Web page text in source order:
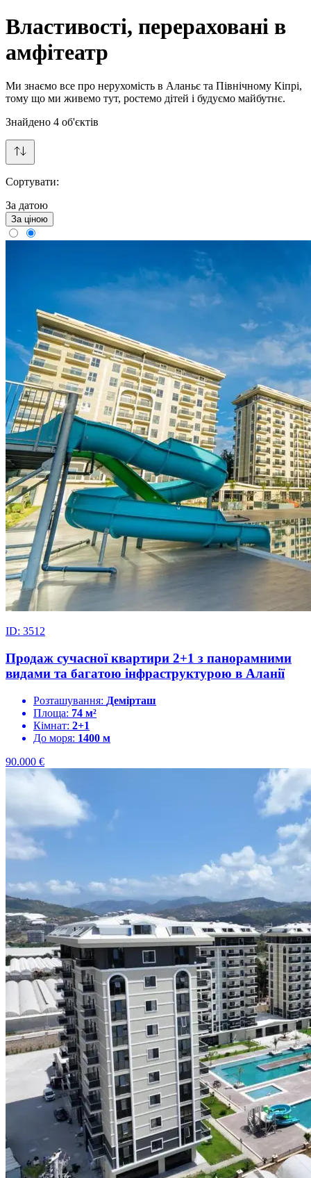
Властивості, перераховані в
амфітеатр
Ми знаємо все про нерухомість в Аланьє та Північному Кіпрі,
тому що ми живемо тут, ростемо дітей і будуємо майбутнє.
Знайдено 4 об'єктів
Сортувати:
За датою
За ціною
ID: 3512
Продаж сучасної квартири 2+1 з панорамними
видами та багатою інфраструктурою в Аланії
Розташування: Демірташ
Площа: 74 м²
Кімнат: 2+1
До моря: 1400 м
90.000 €